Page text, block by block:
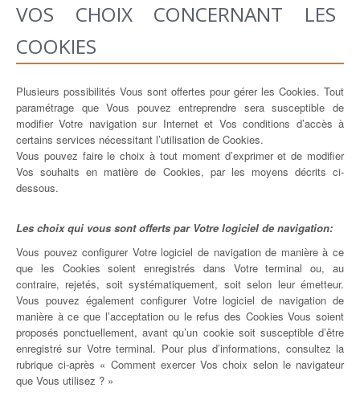
VOS CHOIX CONCERNANT LES
COOKIES
Plusieurs possibilités Vous sont offertes pour gérer les Cookies. Tout
paramétrage que Vous pouvez entreprendre sera susceptible de
modifier Votre navigation sur Internet et Vos conditions d’accès à
certains services nécessitant l’utilisation de Cookies.
Vous pouvez faire le choix à tout moment d’exprimer et de modifier
Vos souhaits en matière de Cookies, par les moyens décrits ci-
dessous.
Les choix qui vous sont offerts par Votre logiciel de navigation:
Vous pouvez configurer Votre logiciel de navigation de manière à ce
que les Cookies soient enregistrés dans Votre terminal ou, au
contraire, rejetés, soit systématiquement, soit selon leur émetteur.
Vous pouvez également configurer Votre logiciel de navigation de
manière à ce que l’acceptation ou le refus des Cookies Vous soient
proposés ponctuellement, avant qu’un cookie soit susceptible d’être
enregistré sur Votre terminal. Pour plus d’informations, consultez la
rubrique ci-après « Comment exercer Vos choix selon le navigateur
que Vous utilisez ? »